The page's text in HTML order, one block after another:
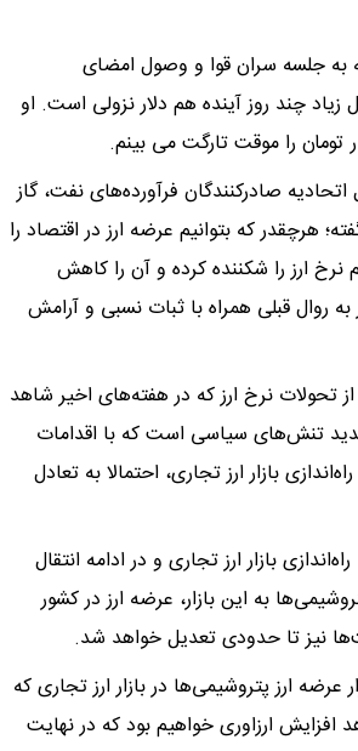
به جلسه سران قوا و وصول امضای
چند روز آینده هم دلار نزولی است. او
صادرکنندگان فرآورده‌های نفت، گاز
هرچقدر که بتوانیم عرضه ارز در اقتصاد را
نرخ ارز را شکننده کرده و آن را کاهش
به روال قبلی همراه با ثبات نسبی و آرامش
تحولات نرخ ارز که در هفته‌های اخیر شاهد
تنش‌های سیاسی است که با اقدامات
بازار ارز تجاری، احتمالا به تعادل
بازار ارز تجاری و در ادامه انتقال
به این بازار، عرضه ارز در کشور
نیز تا حدودی تعدیل خواهد شد.
عرضه ارز پتروشیمی‌ها در بازار ارز تجاری که
افزایش ارزاوری خواهیم بود که در نهایت